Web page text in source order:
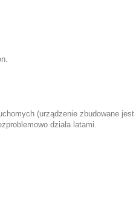
(urządzenie zbudowane jest
działa latami.